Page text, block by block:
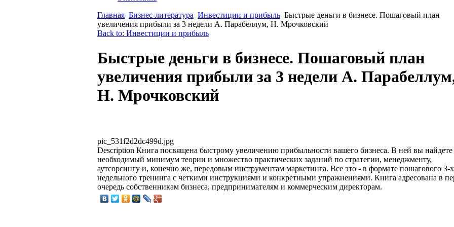
Главная Бизнес-литература Инвестиции и прибыль Быстрые деньги в бизнесе. Пошаговый план
увеличения прибыли за 3 недели А. Парабеллум, Н. Мрочковский
Back to: Инвестиции и прибыль
Быстрые деньги в бизнесе. Пошаговый план
увеличения прибыли за 3 недели А.
Н. Мрочковский
pic_531f2d2dc499d.jpg
Description Книга посвящена быстрому увеличению прибыльности вашего бизнеса. В ней вы найдете
необходимый минимум теории и множество практических заданий по стратегии, менеджменту,
аутсорсингу и, конечно же, передовым инструментам маркетинга. Все это - в формате пошагового 3-х
недельного тренинга с четкими инструкциями и конкретными упражнениями. Книга адресована в
очередь собственникам бизнеса, предпринимателям и коммерческим директорам.